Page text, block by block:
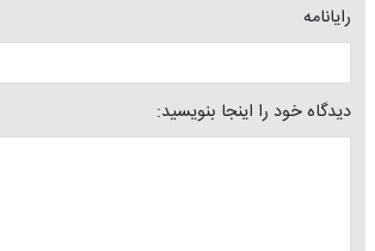
رایانامه
دیدگاه خود را اینجا بنویسید: